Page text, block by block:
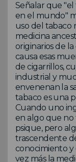
Señalar que
en el mundo"
uso del tabaco
medicina
originarios de
causa esas
de cigarrillos,
industrial y
envenenan la
tabaco es una
Cuando uno
en algo que no
psique, pero
trascendente
conocimiento y
vez más la